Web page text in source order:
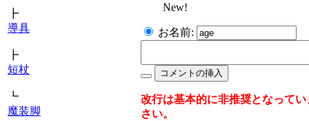
┣
導具
┣
短杖
┗
魔装脚
New!
お名前:
改行は基本的に非推奨となって
さい。